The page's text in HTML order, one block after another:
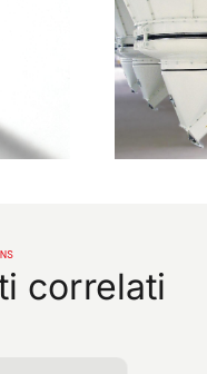
correlati